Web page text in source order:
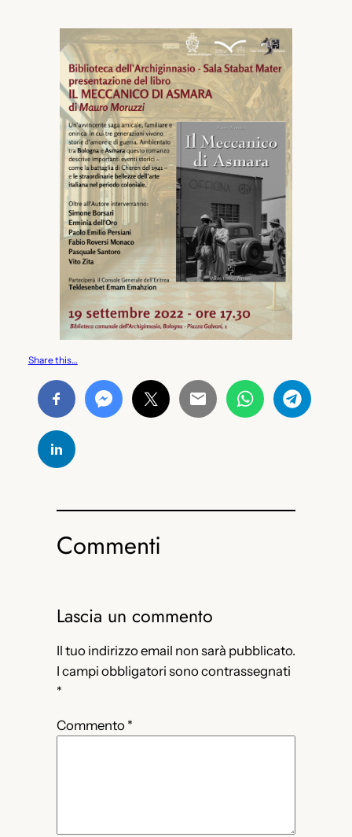
Share this…
Commenti
Lascia un commento
Il tuo indirizzo email non sarà pubblicato.
I campi obbligatori sono contrassegnati
*
Commento *